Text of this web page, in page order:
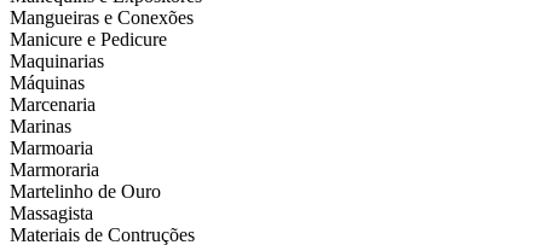
Mangueiras e Conexões
Manicure e Pedicure
Maquinarias
Máquinas
Marcenaria
Marinas
Marmoaria
Marmoraria
Martelinho de Ouro
Massagista
Materiais de Contruções